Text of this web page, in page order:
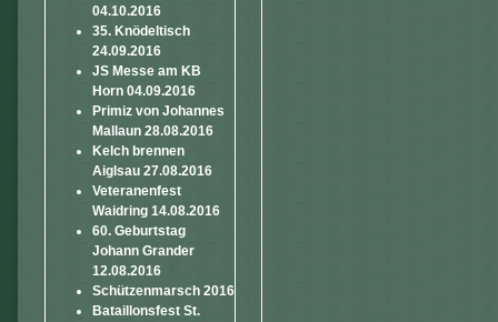
04.10.2016
35. Knödeltisch
24.09.2016
JS Messe am KB
Horn 04.09.2016
Primiz von Johannes
Mallaun 28.08.2016
Kelch brennen
Aiglsau 27.08.2016
Veteranenfest
Waidring 14.08.2016
60. Geburtstag
Johann Grander
12.08.2016
Schützenmarsch 2016
Bataillonsfest St.